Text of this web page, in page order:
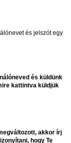
és jelszót egy
és küldünk
kattintva küldjük
akkor írj
hogy Te